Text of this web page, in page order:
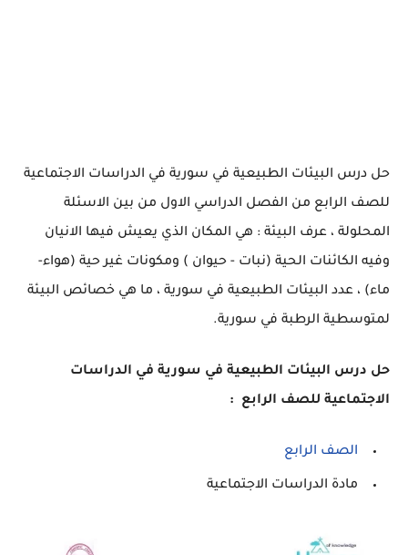
حل درس البيئات الطبيعية في سورية في الدراسات الاجتماعية
للصف الرابع من الفصل الدراسي الاول من بين الاسئلة
المحلولة ، عرف البيئة : هي المكان الذي يعيش فيها الانيان
وفيه الكائنات الحية (نبات - حيوان ) ومكونات غير حية (هواء-
ماء) ، عدد البيئات الطبيعية في سورية ، ما هي خصائص البيئة
لمتوسطية الرطبة في سورية.
حل درس البيئات الطبيعية في سورية في الدراسات
الاجتماعية للصف الرابع :
الصف الرابع
مادة الدراسات الاجتماعية